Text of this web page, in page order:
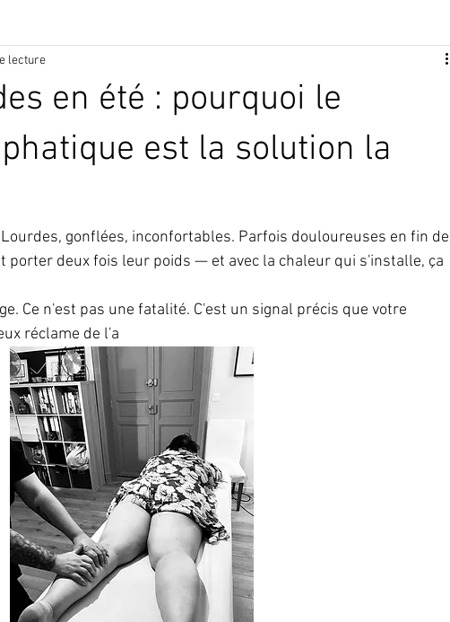
en été : pourquoi le
est la solution la
lecture
gonflées, inconfortables. Parfois douloureuses en fin de
porter deux fois leur poids — et avec la chaleur qui s'installe, ça
Ce n'est pas une fatalité. C'est un signal précis que votre
réclame de l'a